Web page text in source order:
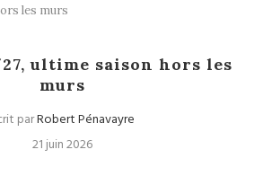
les murs
ultime saison hors les
murs
parRobert Pénavayre
21 juin 2026